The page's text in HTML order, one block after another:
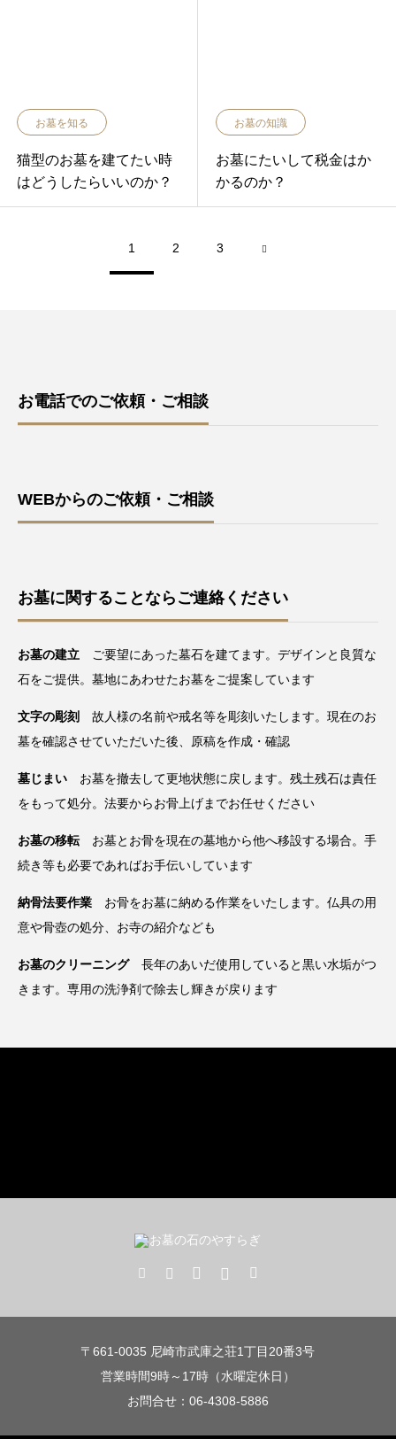
お墓を知る
猫型のお墓を建てたい時
はどうしたらいいのか？
お墓の知識
お墓にたいして税金はか
かるのか？
1 2 3
お電話でのご依頼・ご相談
WEBからのご依頼・ご相談
お墓に関することならご連絡ください
お墓の建立 ご要望にあった墓石を建てます。デザインと良質な
石をご提供。墓地にあわせたお墓をご提案しています
文字の彫刻
故人様の名前や戒名等を彫刻いたします。現在のお
墓を確認させていただいた後、原稿を作成・確認
墓じまい お墓を撤去して更地状態に戻します。残土残石は責任
をもって処分。法要からお骨上げまでお任せください
お墓の移転お墓とお骨を現在の墓地から他へ移設する場合。手
続き等も必要であればお手伝いしています
納骨法要作業 お骨をお墓に納める作業をいたします。仏具の用
意や骨壺の処分、お寺の紹介なども
お墓のクリーニング長年のあいだ使用していると黒い水垢がつ
きます。専用の洗浄剤で除去し輝きが戻ります
〒661-0035 尼崎市武庫之荘1丁目20番3号
営業時間9時～17時（水曜定休日）
お問合せ：06-4308-5886